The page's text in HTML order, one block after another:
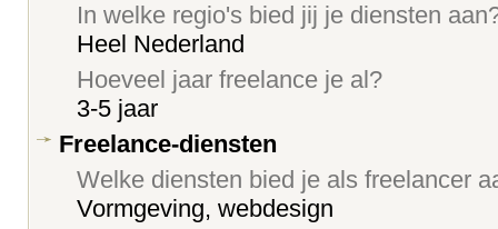
In welke regio's bied jij je diensten
Heel Nederland
Hoeveel jaar freelance je al?
3-5 jaar
Freelance-diensten
Welke diensten bied je als freelancer
Vormgeving, webdesign